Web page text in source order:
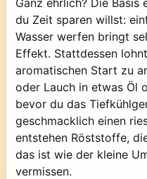
du Zeit sparen willst:
Wasser werfen bringt
Effekt. Stattdessen
aromatischen Start zu
oder Lauch in etwas Öl
bevor du das
geschmacklich einen
entstehen Röststoffe,
das ist wie der kleine
vermissen.